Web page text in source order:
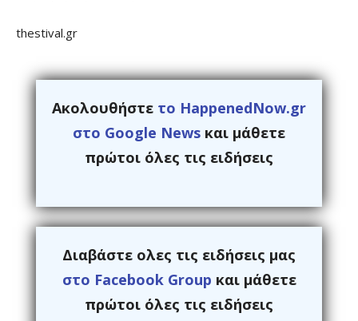
thestival.gr
Ακολουθήστε το HappenedNow.gr
στο Google News και μάθετε
πρώτοι όλες τις ειδήσεις
Διαβάστε ολες τις ειδήσεις μας
στο Facebook Group και μάθετε
πρώτοι όλες τις ειδήσεις